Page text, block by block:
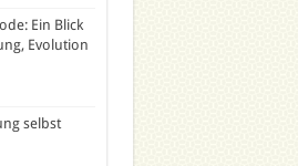
Ein Blick
Evolution
selbst